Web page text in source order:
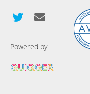
Powered by